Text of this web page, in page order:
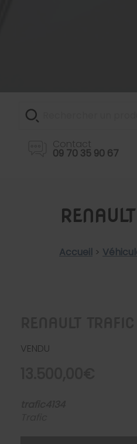
Contact
09 70 35 90 67
Accueil >
VENDU